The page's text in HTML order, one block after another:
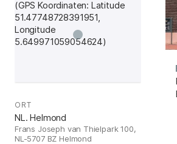
ORT
NL. Helmond
Frans Joseph van Thielpark 100,
NL-5707 BZ Helmond